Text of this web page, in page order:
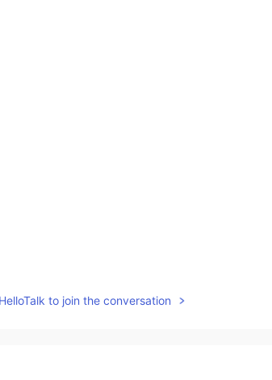
to join the conversation